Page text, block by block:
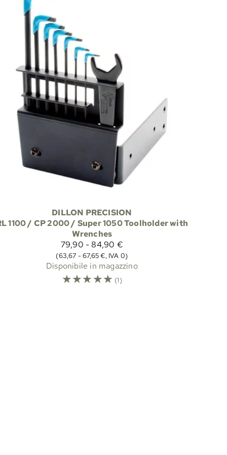
DILLON PRECISION
1100 / CP 2000 / Super 1050 Toolholder with
Wrenches
79,90 - 84,90 €
(63,67 - 67,65 €, IVA 0)
Disponibile in magazzino
☆☆☆☆☆ (1)